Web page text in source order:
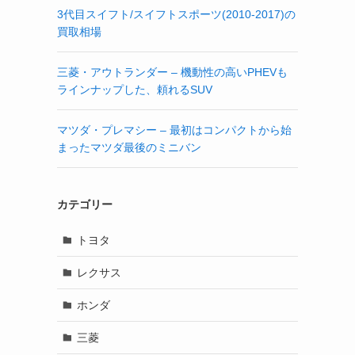
3代目スイフト/スイフトスポーツ(2010-2017)の
買取相場
三菱・アウトランダー – 機動性の高いPHEVも
ラインナップした、頼れるSUV
マツダ・プレマシー – 最初はコンパクトから始
まったマツダ最後のミニバン
カテゴリー
トヨタ
レクサス
ホンダ
三菱